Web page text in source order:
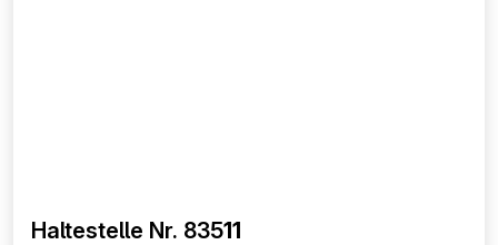
Haltestelle Nr. 83511